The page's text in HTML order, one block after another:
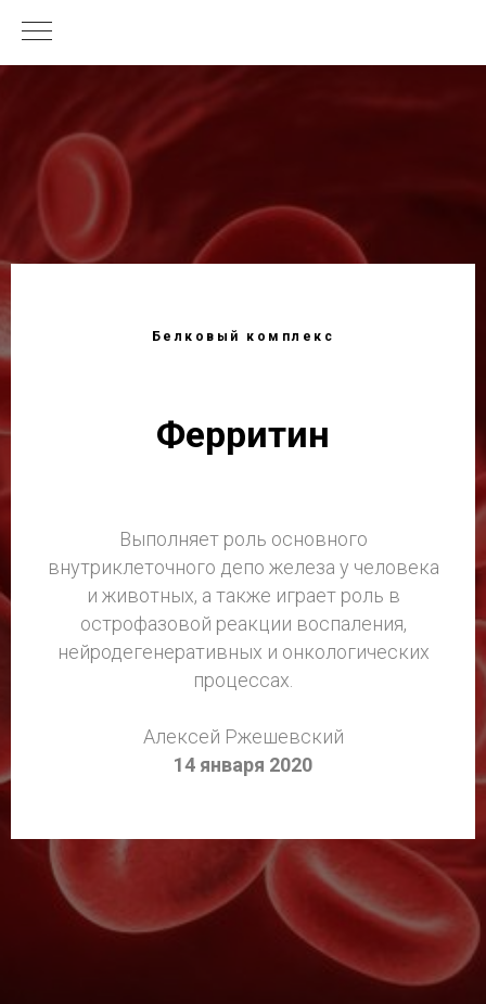
Белковый комплекс
Ферритин
Выполняет роль основного
внутриклеточного депо железа у человека
и животных, а также играет роль в
острофазовой реакции воспаления,
нейродегенеративных и онкологических
процессах.
Алексей Ржешевский
14 января 2020